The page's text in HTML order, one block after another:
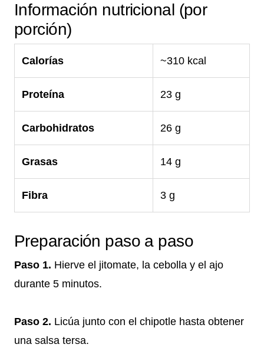
Información nutricional (por
porción)
Calorías ~310 kcal
Proteína 23 g
Carbohidratos 26 g
Grasas 14 g
Fibra 3 g
Preparación paso a paso
Paso 1. Hierve el jitomate, la cebolla y el ajo
durante 5 minutos.
Paso 2. Licúa junto con el chipotle hasta obtener
una salsa tersa.